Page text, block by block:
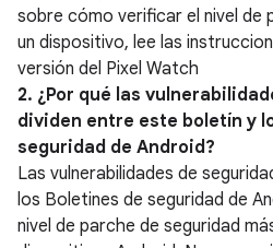
sobre cómo verificar el nivel de
un dispositivo, lee las
versión del Pixel Watch
2. ¿Por qué las
dividen entre este boletín y
seguridad de Android?
Las vulnerabilidades de
los Boletines de seguridad de
nivel de parche de seguridad